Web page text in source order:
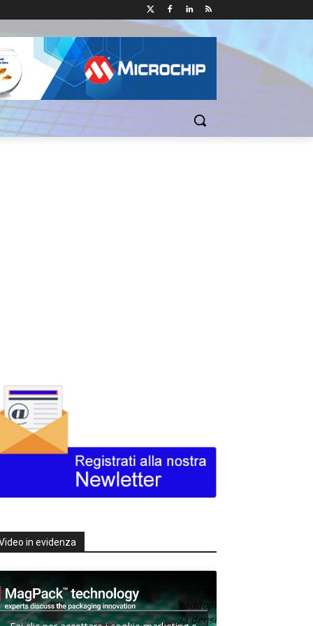
in evidenza
Texas
raddoppia
la densità